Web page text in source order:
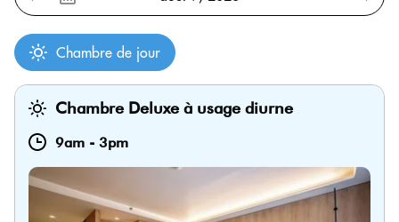
Chambre de jour
Chambre Deluxe à usage diurne
9am - 3pm